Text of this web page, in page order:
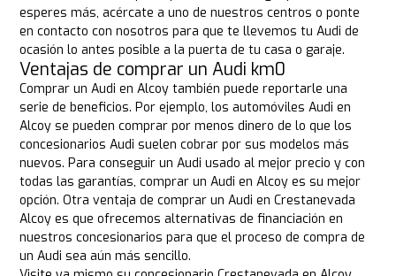
esperes más, acércate a uno de nuestros centros o ponte
en contacto con nosotros para que te llevemos tu Audi de
ocasión lo antes posible a la puerta de tu casa o garaje.
Ventajas de comprar un Audi km0
Comprar un Audi en Alcoy también puede reportarle una
serie de beneficios. Por ejemplo, los automóviles Audi en
Alcoy se pueden comprar por menos dinero de lo que los
concesionarios Audi suelen cobrar por sus modelos más
nuevos. Para conseguir un Audi usado al mejor precio y con
todas las garantías, comprar un Audi en Alcoy es su mejor
opción. Otra ventaja de comprar un Audi en Crestanevada
Alcoy es que ofrecemos alternativas de financiación en
nuestros concesionarios para que el proceso de compra de
un Audi sea aún más sencillo.